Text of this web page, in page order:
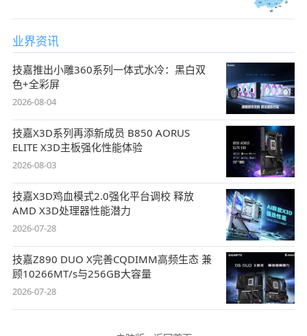
业界资讯
技嘉推出小雕360系列一体式水冷：黑白双
色+全彩屏
2026-08-04
技嘉X3D系列再添新成员 B850 AORUS
ELITE X3D主板强化性能体验
2026-08-03
技嘉X3D鸡血模式2.0强化平台调校 释放
AMD X3D处理器性能潜力
2026-07-28
技嘉Z890 DUO X完善CQDIMM高频生态 兼
顾10266MT/s与256GB大容量
2026-07-28